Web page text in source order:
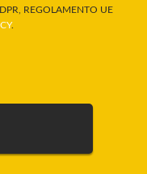
REGOLAMENTO UE
.